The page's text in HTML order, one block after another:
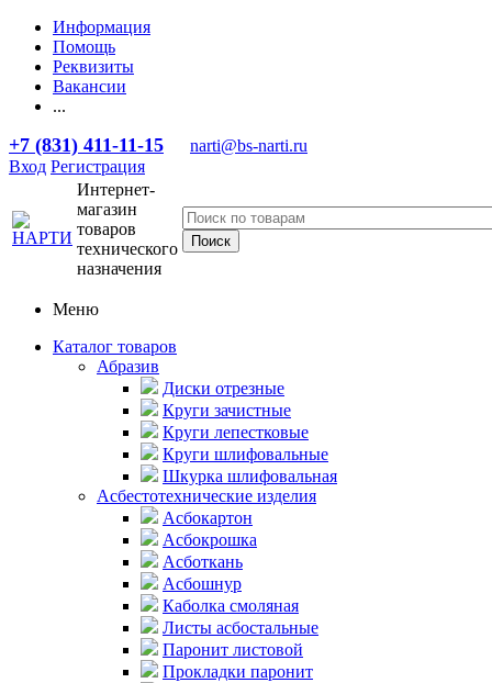
Информация
Помощь
Реквизиты
Вакансии
...
+7 (831) 411-11-15
narti@bs-narti.ru
Вход Регистрация
Интернет-
магазин
товаров
технического
назначения
Меню
Каталог товаров
Абразив
Диски отрезные
Круги зачистные
Круги лепестковые
Круги шлифовальные
Шкурка шлифовальная
Асбестотехнические изделия
Асбокартон
Асбокрошка
Асботкань
Асбошнур
Каболка смоляная
Листы асбостальные
Паронит листовой
Прокладки паронит